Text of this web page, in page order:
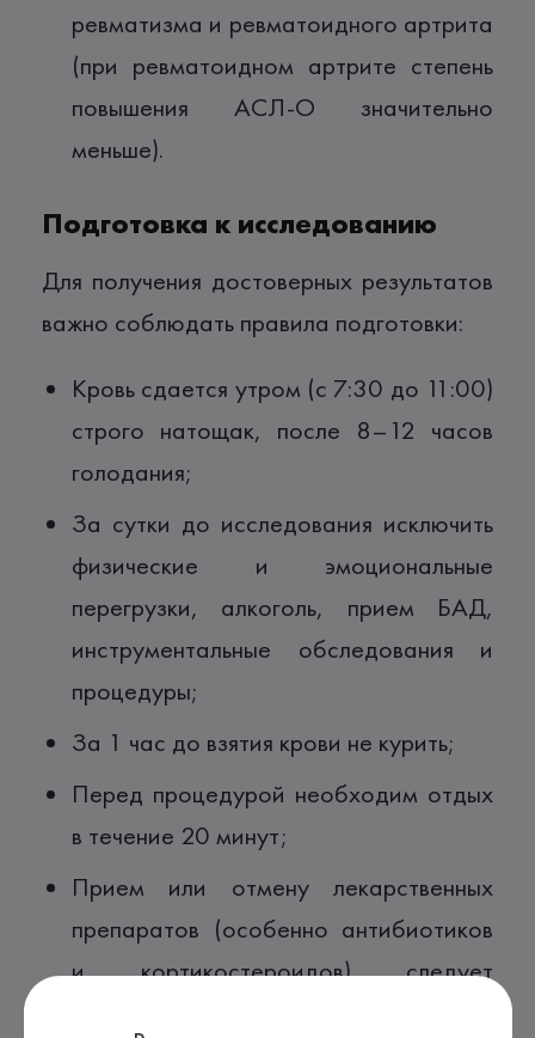
ревматизма и ревматоидного артрита
(при ревматоидном артрите степень
повышения АСЛ-О значительно
меньше).
Подготовка к исследованию
Для получения достоверных результатов
важно соблюдать правила подготовки:
Кровь сдается утром (с 7:30 до 11:00)
строго натощак, после 8–12 часов
голодания;
За сутки до исследования исключить
физические и эмоциональные
перегрузки, алкоголь, прием БАД,
инструментальные обследования и
процедуры;
За 1 час до взятия крови не курить;
Перед процедурой необходим отдых
в течение 20 минут;
Прием или отмену лекарственных
препаратов (особенно антибиотиков
и кортикостероидов) следует